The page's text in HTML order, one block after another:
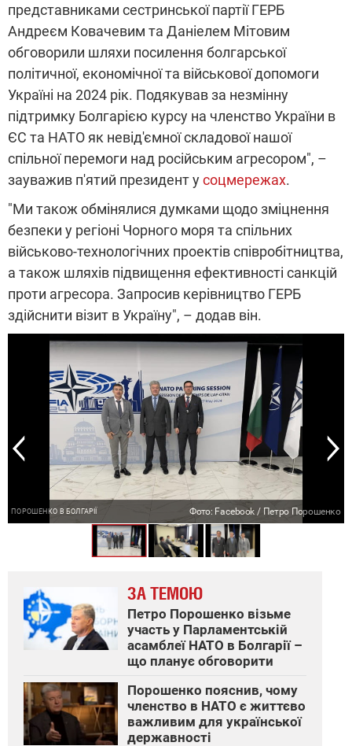
представниками сестринської партії ГЕРБ
Андреєм Ковачевим та Даніелем Мітовим
обговорили шляхи посилення болгарської
політичної, економічної та військової допомоги
Україні на 2024 рік. Подякував за незмінну
підтримку Болгарією курсу на членство України в
ЄС та НАТО як невід'ємної складової нашої
спільної перемоги над російським агресором", –
зауважив п'ятий президент усоцмережах.
"Ми також обмінялися думками щодо зміцнення
безпеки у регіоні Чорного моря та спільних
військово-технологічних проектів співробітництва,
а також шляхів підвищення ефективності санкцій
проти агресора. Запросив керівництво ГЕРБ
здійснити візит в Україну", – додав він.
ПОРОШЕНКО В БОЛГАРІЇ Фото: Facebook / Петро Порошенко
ЗА ТЕМОЮ
Петро Порошенко візьме
участь у Парламентській
асамблеї НАТО в Болгарії –
що планує обговорити
Порошенко пояснив, чому
членство в НАТО є життєво
важливим для української
державності